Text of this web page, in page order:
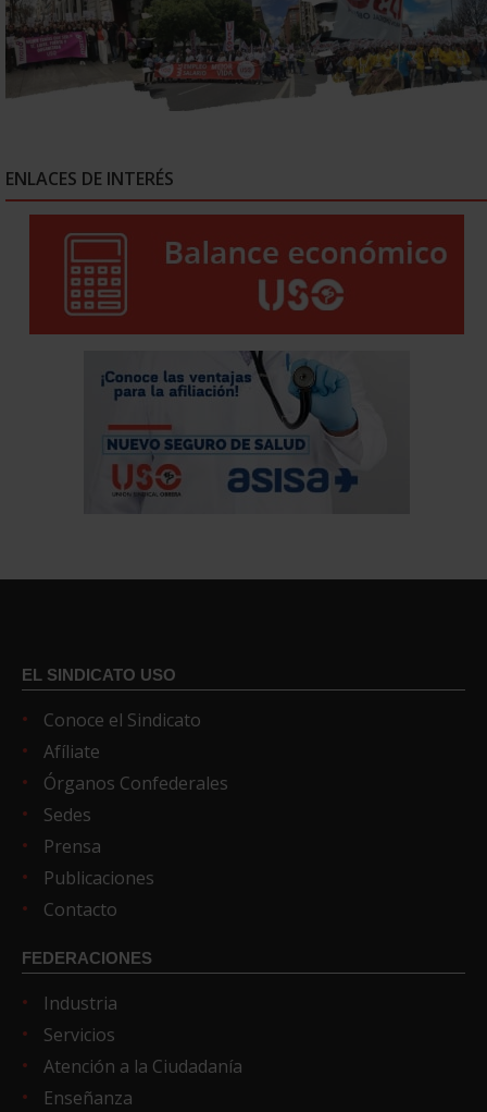
ENLACES DE INTERÉS
EL SINDICATO USO
Conoce el Sindicato
Afíliate
Órganos Confederales
Sedes
Prensa
Publicaciones
Contacto
FEDERACIONES
Industria
Servicios
Atención a la Ciudadanía
Enseñanza